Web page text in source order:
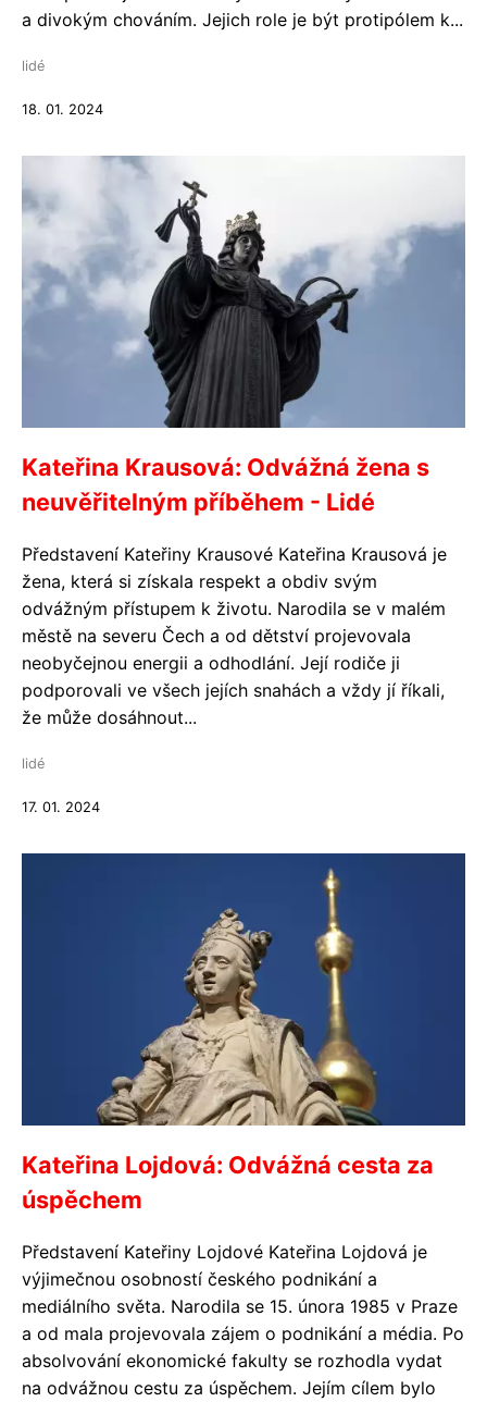
a divokým chováním. Jejich role je být protipólem k...
lidé
18. 01. 2024
Kateřina Krausová: Odvážná žena s
neuvěřitelným příběhem - Lidé
Představení Kateřiny Krausové Kateřina Krausová je
žena, která si získala respekt a obdiv svým
odvážným přístupem k životu. Narodila se v malém
městě na severu Čech a od dětství projevovala
neobyčejnou energii a odhodlání. Její rodiče ji
podporovali ve všech jejích snahách a vždy jí říkali,
že může dosáhnout...
lidé
17. 01. 2024
Kateřina Lojdová: Odvážná cesta za
úspěchem
Představení Kateřiny Lojdové Kateřina Lojdová je
výjimečnou osobností českého podnikání a
mediálního světa. Narodila se 15. února 1985 v Praze
a od mala projevovala zájem o podnikání a média. Po
absolvování ekonomické fakulty se rozhodla vydat
na odvážnou cestu za úspěchem. Jejím cílem bylo